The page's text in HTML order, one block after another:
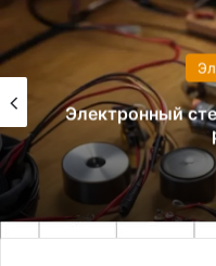
Электронный